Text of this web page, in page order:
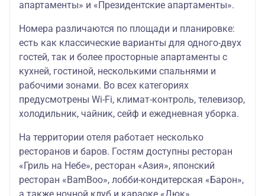
апартаменты» и «Президентские апартаменты».
Номера различаются по площади и планировке:
есть как классические варианты для одного-двух
гостей, так и более просторные апартаменты с
кухней, гостиной, несколькими спальнями и
рабочими зонами. Во всех категориях
предусмотрены Wi-Fi, климат-контроль, телевизор,
холодильник, чайник, сейф и ежедневная уборка.
На территории отеля работает несколько
ресторанов и баров. Гостям доступны ресторан
«Гриль на Небе», ресторан «Азия», японский
ресторан «BamBoo», лобби-кондитерская «Барон»,